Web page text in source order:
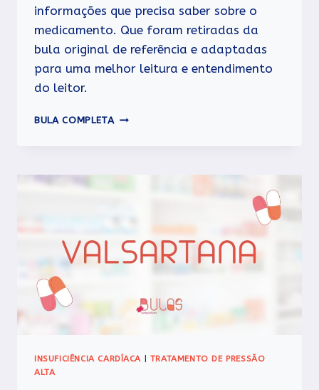
informações que precisa saber sobre o
medicamento. Que foram retiradas da
bula original de referência e adaptadas
para uma melhor leitura e entendimento
do leitor.
BULA COMPLETA BRAVAN
INSUFICIÊNCIA CARDÍACA
TRATAMENTO DE PRESSÃO
ALTA